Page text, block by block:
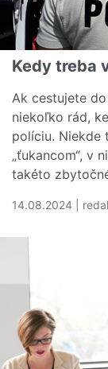
Kedy treba
Ak cestujete
niekoľko rád,
políciu. Niekde
„ťukancom“, v
takéto
14.08.2024 |